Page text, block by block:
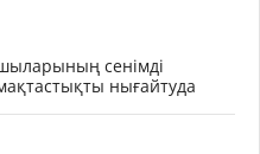
сенімді
нығайтуда